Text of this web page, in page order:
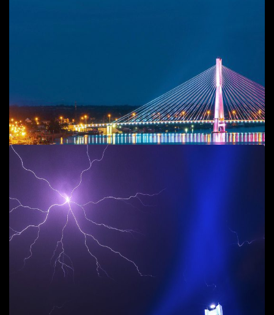
Chèo SUP trên sông Chày
Cuộc sống đời thường,Phong cảnh
80